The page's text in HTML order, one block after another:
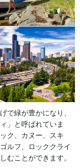
で緑が豊かになり、
」と呼ばれていま
ク、カヌー、スキ
ルフ、ロッククライ
むことができます。